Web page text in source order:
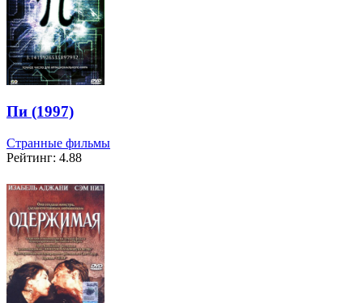
Пи (1997)
Странные фильмы
Рейтинг: 4.88